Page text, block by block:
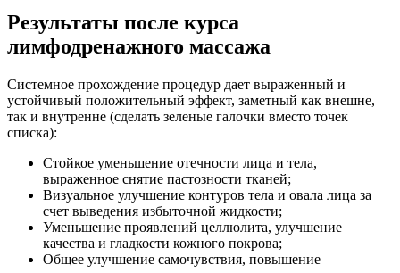
Результаты после курса
лимфодренажного массажа
Системное прохождение процедур дает выраженный и
устойчивый положительный эффект, заметный как внешне,
так и внутренне (сделать зеленые галочки вместо точек
списка):
Стойкое уменьшение отечности лица и тела,
выраженное снятие пастозности тканей;
Визуальное улучшение контуров тела и овала лица за
счет выведения избыточной жидкости;
Уменьшение проявлений целлюлита, улучшение
качества и гладкости кожного покрова;
Общее улучшение самочувствия, повышение